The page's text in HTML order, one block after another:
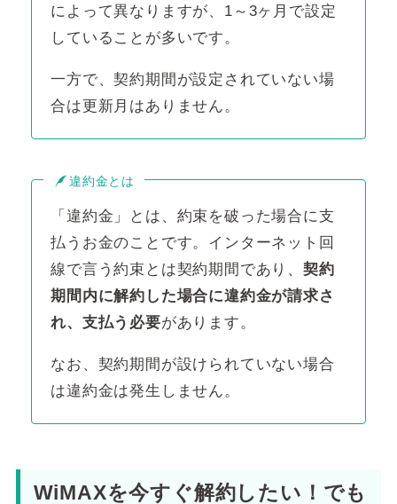
によって異なりますが、1～3ヶ月で設定
していることが多いです。
一方で、契約期間が設定されていない場
合は更新月はありません。
違約金とは
「違約金」とは、約束を破った場合に支
払うお金のことです。インターネット回
線で言う約束とは契約期間であり、契約
期間内に解約した場合に違約金が請求さ
れ、支払う必要があります。
なお、契約期間が設けられていない場合
は違約金は発生しません。
WiMAXを今すぐ解約したい！でも